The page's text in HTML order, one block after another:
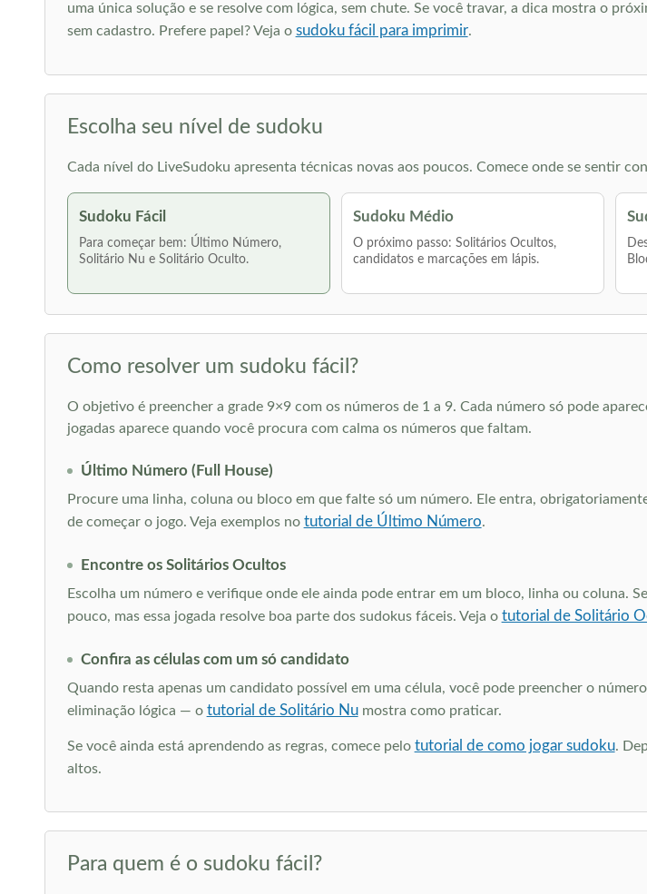
uma única solução e se resolve com lógica, sem chute. Se você travar, a dica mostra o
sem cadastro. Prefere papel? Veja o sudoku fácil para imprimir.
Escolha seu nível de sudoku
Cada nível do LiveSudoku apresenta técnicas novas aos poucos. Comece onde se sentir
Sudoku Fácil
Para começar bem: Último Número,
Solitário Nu e Solitário Oculto.
Sudoku Médio
O próximo passo: Solitários Ocultos,
candidatos e marcações em lápis.
Como resolver um sudoku fácil?
O objetivo é preencher a grade 9×9 com os números de 1 a 9. Cada número só pode
jogadas aparece quando você procura com calma os números que faltam.
Último Número (Full House)
Procure uma linha, coluna ou bloco em que falte só um número. Ele entra,
de começar o jogo. Veja exemplos no tutorial de Último Número.
Encontre os Solitários Ocultos
Escolha um número e verifique onde ele ainda pode entrar em um bloco, linha ou coluna.
pouco, mas essa jogada resolve boa parte dos sudokus fáceis. Veja o tutorial de Solitário
Confira as células com um só candidato
Quando resta apenas um candidato possível em uma célula, você pode preencher o
eliminação lógica — o tutorial de Solitário Numostra como praticar.
Se você ainda está aprendendo as regras, comece pelo tutorial de como jogar sudoku.
altos.
Para quem é o sudoku fácil?